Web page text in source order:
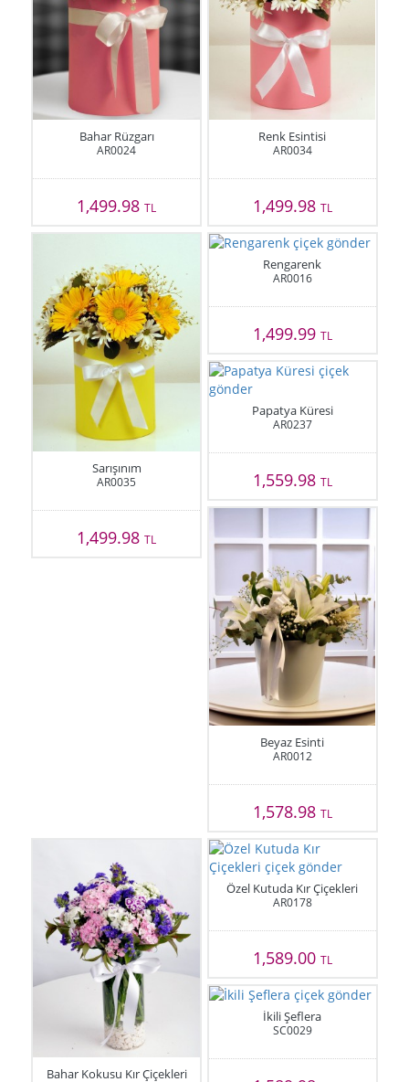
Bahar Rüzgarı
AR0024
1,499.98TL
Renk Esintisi
AR0034
1,499.98 TL
Sarışınım
AR0035
1,499.98TL
Rengarenk
AR0016
1,499.99 TL
Papatya Küresi
AR0237
1,559.98 TL
Beyaz Esinti
AR0012
1,578.98 TL
Bahar Kokusu Kır Çiçekleri
Özel Kutuda Kır Çiçekleri
AR0178
1,589.00 TL
İkili Şeflera
SC0029